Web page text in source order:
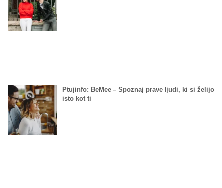
Ptujinfo: BeMee – Spoznaj prave ljudi, ki si želijo
isto kot ti